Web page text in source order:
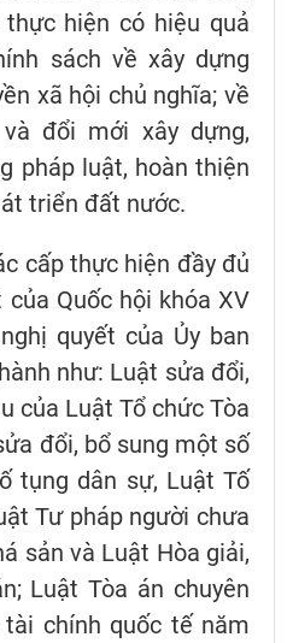
hiện có hiệu quả
sách về xây dựng
xã hội chủ nghĩa; về
đổi mới xây dựng,
pháp luật, hoàn thiện
triển đất nước.
cấp thực hiện đầy đủ
Quốc hội khóa XV
quyết của Ủy ban
như: Luật sửa đổi,
của Luật Tổ chức Tòa
đổi, bổ sung một số
tụng dân sự, Luật Tố
Tư pháp người chưa
sản và Luật Hòa giải,
Luật Tòa án chuyên
chính quốc tế năm